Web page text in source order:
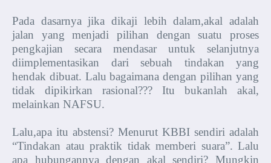
Pada dasarnya jika dikaji lebih dalam,akal adalah
jalan yang menjadi pilihan dengan suatu proses
pengkajian secara mendasar untuk selanjutnya
diimplementasikan dari sebuah tindakan yang
hendak dibuat. Lalu bagaimana dengan pilihan yang
tidak dipikirkan rasional??? Itu bukanlah akal,
melainkan NAFSU.
Lalu,apa itu abstensi? Menurut KBBI sendiri adalah
“Tindakan atau praktik tidak memberi suara”. Lalu
apa hubungannya dengan akal sendiri? Mungkin